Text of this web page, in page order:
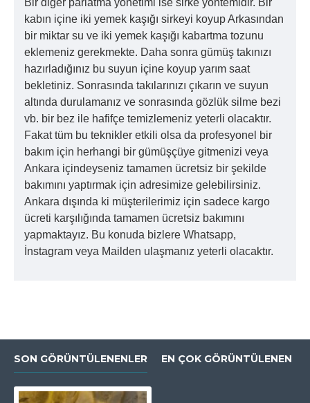
Bir diğer parlatma yönetimi ise sirke yöntemidir. Bir
kabın içine iki yemek kaşığı sirkeyi koyup Arkasından
bir miktar su ve iki yemek kaşığı kabartma tozunu
eklemeniz gerekmekte. Daha sonra gümüş takınızı
hazırladığınız bu suyun içine koyup yarım saat
bekletiniz. Sonrasında takılarınızı çıkarın ve suyun
altında durulamanız ve sonrasında gözlük silme bezi
vb. bir bez ile hafifçe temizlemeniz yeterli olacaktır.
Fakat tüm bu teknikler etkili olsa da profesyonel bir
bakım için herhangi bir gümüşçüye gitmenizi veya
Ankara içindeyseniz tamamen ücretsiz bir şekilde
bakımını yaptırmak için adresimize gelebilirsiniz.
Ankara dışında ki müşterilerimiz için sadece kargo
ücreti karşılığında tamamen ücretsiz bakımını
yapmaktayız. Bu konuda bizlere Whatsapp,
İnstagram veya Mailden ulaşmanız yeterli olacaktır.
SON GÖRÜNTÜLENENLER EN ÇOK GÖRÜNTÜLENEN